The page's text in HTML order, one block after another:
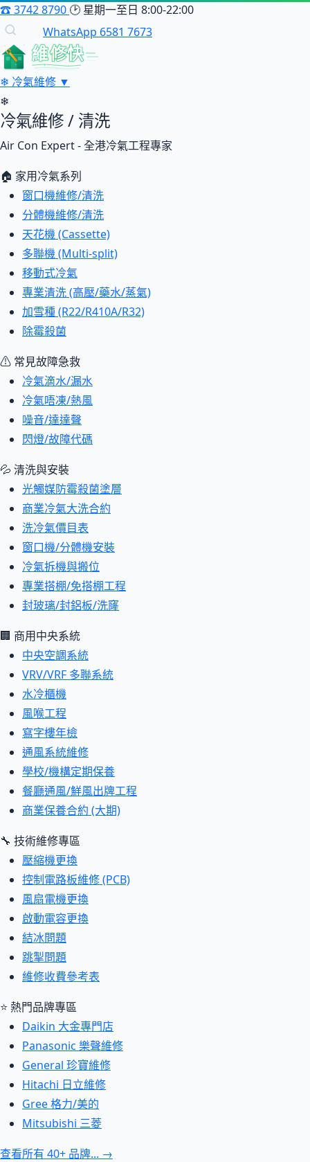
☎3742 8790 🕑 星期一至日 8:00-22:00
WhatsApp 6581 7673
維修快
❄ 冷氣維修 ▼
❄
冷氣維修 / 清洗
Air Con Expert - 全港冷氣工程專家
🏠 家用冷氣系列
窗口機維修/清洗
分體機維修/清洗
天花機 (Cassette)
多聯機 (Multi-split)
移動式冷氣
專業清洗 (高壓/藥水/蒸氣)
加雪種 (R22/R410A/R32)
除霉殺菌
⚠ 常見故障急救
冷氣滴水/漏水
冷氣唔凍/熱風
噪音/達達聲
閃燈/故障代碼
💦 清洗與安裝
光觸媒防霉殺菌塗層
商業冷氣大洗合約
洗冷氣價目表
窗口機/分體機安裝
冷氣拆機與搬位
專業搭棚/免搭棚工程
封玻璃/封鋁板/洗窿
🏢 商用中央系統
中央空調系統
VRV/VRF 多聯系統
水冷櫃機
風喉工程
寫字樓年檢
通風系統維修
學校/機構定期保養
餐廳通風/鮮風出牌工程
商業保養合約 (大期)
🔧 技術維修專區
壓縮機更換
控制電路板維修 (PCB)
風扇電機更換
啟動電容更換
結冰問題
跳掣問題
維修收費參考表
⭐ 熱門品牌專區
Daikin 大金專門店
Panasonic 樂聲維修
General 珍寶維修
Hitachi 日立維修
Gree 格力/美的
Mitsubishi 三菱
查看所有 40+ 品牌... →